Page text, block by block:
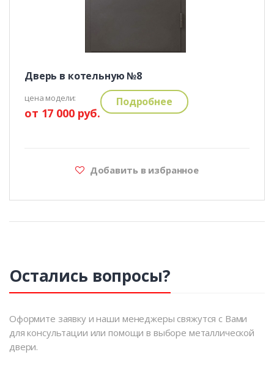
Дверь в котельную №8
цена модели:
от 17 000 руб.
Подробнее
Добавить в избранное
Остались вопросы?
Оформите заявку и наши менеджеры свяжутся с Вами
для консультации или помощи в выборе металлической
двери.